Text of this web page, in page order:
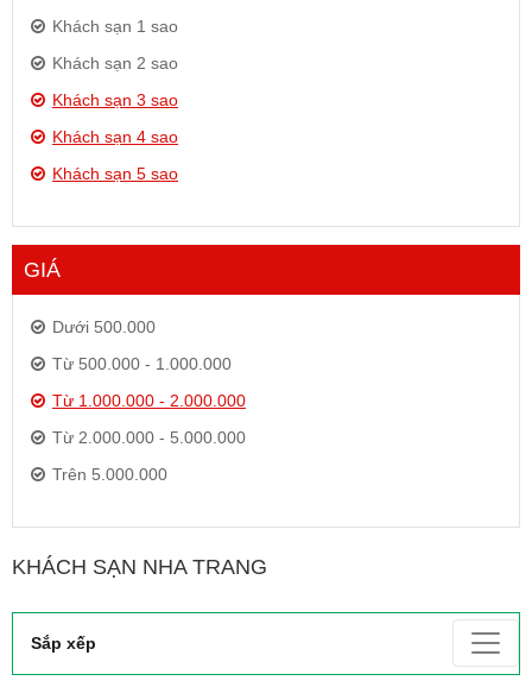
KHÁCH SẠN NHA TRANG
Sắp xếp
Khách sạn 1 sao
Khách sạn 2 sao
Khách sạn 3 sao
Khách sạn 4 sao
Khách sạn 5 sao
GIÁ
Dưới 500.000
Từ 500.000 - 1.000.000
Từ 1.000.000 - 2.000.000
Từ 2.000.000 - 5.000.000
Trên 5.000.000